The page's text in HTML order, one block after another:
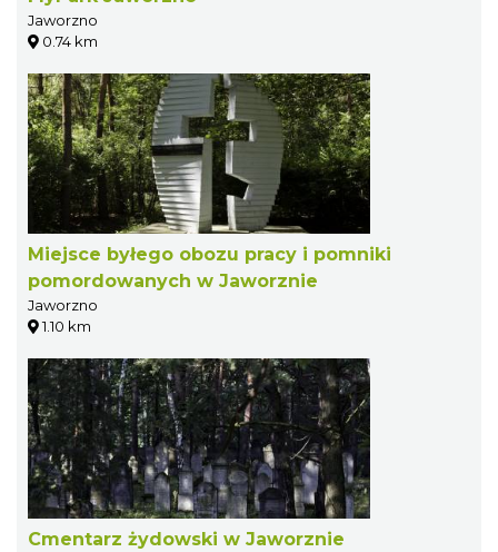
Jaworzno
0.74 km
Miejsce byłego obozu pracy i pomniki
pomordowanych w Jaworznie
Jaworzno
1.10 km
Cmentarz żydowski w Jaworznie